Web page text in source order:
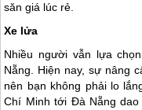
săn giá lúc rẻ.
Xe lửa
Nhiều người vẫn lựa
Nẵng . Hiện nay, sự nâng
nên bạn không phải lo
Chí Minh tới Đà Nẵng dao